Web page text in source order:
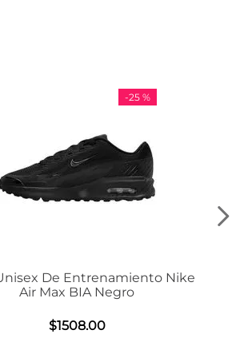
Tenis Adidas VL Court 3.0